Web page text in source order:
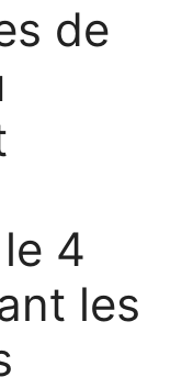
de
4
les